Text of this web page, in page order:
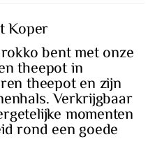
Koper
bent met onze
theepot in
theepot en zijn
Verkrijgbaar
momenten
rond een goede